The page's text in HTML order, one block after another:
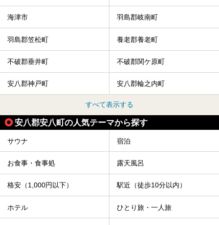
海津市 羽島郡岐南町
羽島郡笠松町 養老郡養老町
不破郡垂井町 不破郡関ケ原町
安八郡神戸町 安八郡輪之内町
すべて表示する
安八郡安八町の人気テーマから探す
サウナ 宿泊
お食事・食事処 露天風呂
格安（1,000円以下） 駅近（徒歩10分以内）
ホテル ひとり旅・一人旅